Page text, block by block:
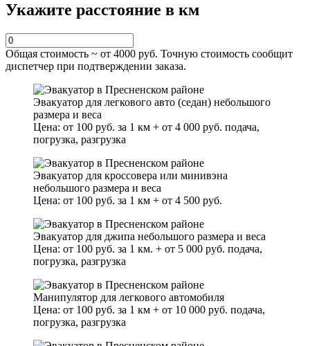
Укажите расстояние в км
Общая стоимость ~ от 4000 руб. Точную стоимость сообщит
диспетчер при подтверждении заказа.
Эвакуатор для легкового авто (седан) небольшого
размера и веса
Цена: от 100 руб. за 1 км + от 4 000 руб. подача,
погрузка, разгрузка
Эвакуатор для кроссовера или минивэна
небольшого размера и веса
Цена: от 100 руб. за 1 км + от 4 500 руб.
Эвакуатор для джипа небольшого размера и веса
Цена: от 100 руб. за 1 км. + от 5 000 руб. подача,
погрузка, разгрузка
Манипулятор для легкового автомобиля
Цена: от 100 руб. за 1 км + от 10 000 руб. подача,
погрузка, разгрузка